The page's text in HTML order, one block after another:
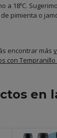
a 18ºC.
pimienta o
encontrar más
con Tempranillo
en